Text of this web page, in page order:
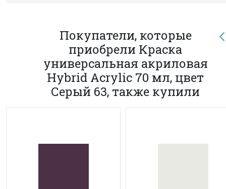
Покупатели, которые
приобрели Краска
универсальная акриловая
Hybrid Acrylic 70 мл, цвет
Серый 63, также купили